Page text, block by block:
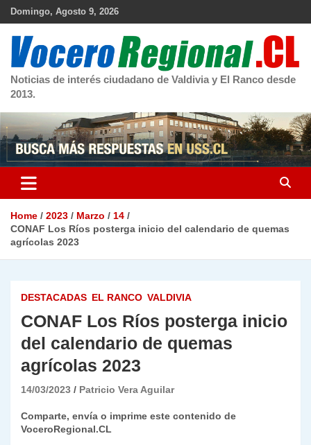
Skip
Domingo, Agosto 9, 2026
Noticias de interés ciudadano de Valdivia y El Ranco desde
2013.
Home 2023 Marzo
14
CONAF Los Ríos posterga inicio del calendario de quemas
agrícolas 2023
DESTACADAS EL RANCO VALDIVIA
CONAF Los Ríos posterga inicio
del calendario de quemas
agrícolas 2023
14/03/2023 Patricio Vera Aguilar
Comparte, envía o imprime este contenido de
VoceroRegional.CL